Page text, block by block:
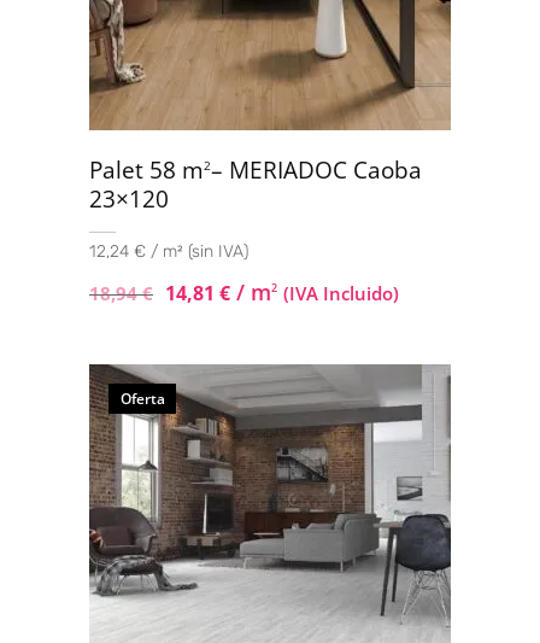
Palet 58 m2– MERIADOC Caoba
23×120
12,24 € / m² (sin IVA)
18,94€ 14,81 € / m2 (IVA Incluido)
Oferta